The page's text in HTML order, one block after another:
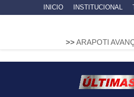
INICIO INSTITUCIONAL
ARAPOTI AVANÇA NA